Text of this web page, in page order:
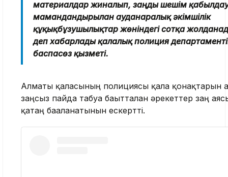
материалдар жиналып, заңды шешім
мамандандырылған ауданаралық әкімшілік
құқықбұзушылықтар жөніндегі сотқа
деп хабарлады қалалық полиция
баспасөз қызметі.
Алматы қаласының полициясы қала қонақтарын
заңсыз пайда табуға бағытталған әрекеттер заң
қатаң бағаланатынын ескертті.